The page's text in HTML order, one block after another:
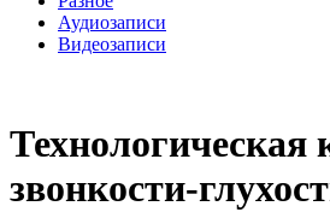
Аудиозаписи
Видеозаписи
звонкости-